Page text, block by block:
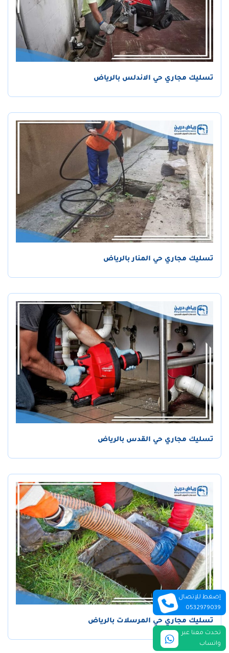
تسليك مجاري حي الاندلس بالرياض
تسليك مجاري حي المنار بالرياض
تسليك مجاري حي القدس بالرياض
تسليك مجاري حي المرسلات بالرياض
إضغط للإتصال
0532979039
تحدث معنا عبر
واتساب